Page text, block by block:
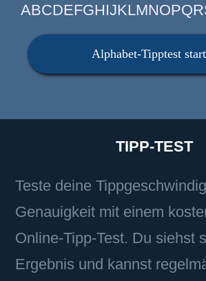
Alphabet-Tipptest
TIPP-TEST
Teste deine
Genauigkeit mit einem
Online-Tipp-Test. Du siehst
Ergebnis und kannst